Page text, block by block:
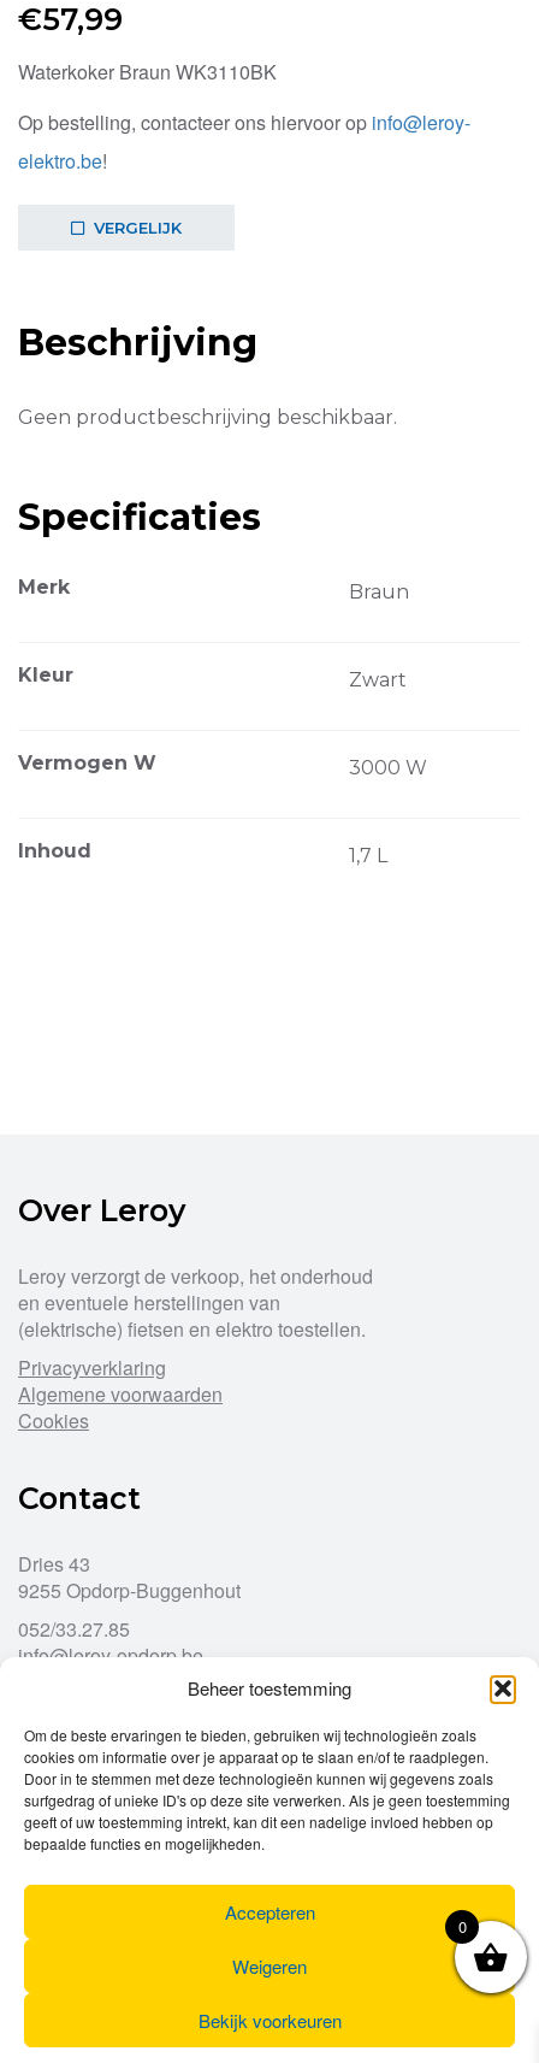
Beheer toestemming
Om de beste ervaringen te bieden, gebruiken wij technologieën zoals
cookies om informatie over je apparaat op te slaan en/of te raadplegen.
Door in te stemmen met deze technologieën kunnen wij gegevens zoals
surfgedrag of unieke ID's op deze site verwerken. Als je geen toestemming
geeft of uw toestemming intrekt, kan dit een nadelige invloed hebben op
bepaalde functies en mogelijkheden.
Accepteren
Weigeren
Bekijk voorkeuren
€57,99
Waterkoker Braun WK3110BK
Op bestelling, contacteer ons hiervoor op info@leroy-
elektro.be!
VERGELIJK
Beschrijving
Geen productbeschrijving beschikbaar.
Specificaties
Merk Braun
Kleur Zwart
Vermogen W 3000 W
Inhoud 1,7 L
Over Leroy
Leroy verzorgt de verkoop, het onderhoud
en eventuele herstellingen van
(elektrische) fietsen en elektro toestellen.
Privacyverklaring
Algemene voorwaarden
Cookies
Contact
Dries 43
9255 Opdorp-Buggenhout
052/33.27.85
info@leroy-opdorp.be
Openingsuren
Ma
gesloten
Di
9u – 12u
13u – 18u00
Wo
9u – 12u
13u – 18u00
Do
9u – 12u
13u – 18u00
13u – 18u00
Za
0